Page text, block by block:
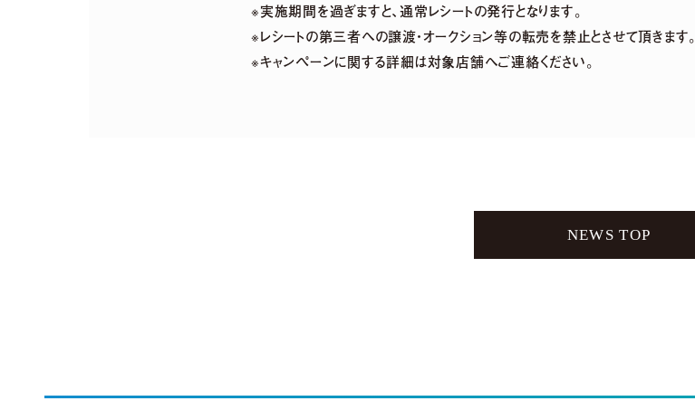
※実施期間を過ぎますと、通常レシートの発行となります。
※レシートの第三者への譲渡・オークション等の転売を禁止とさせて頂きます。
※キャンペーンに関する詳細は対象店舗へご連絡ください。
NEWS TOP